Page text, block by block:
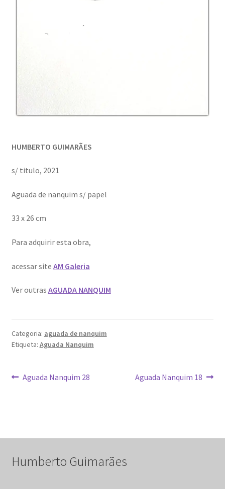
HUMBERTO GUIMARÃES
s/ titulo, 2021
Aguada de nanquim s/ papel
33 x 26 cm
Para adquirir esta obra,
acessar site AM Galeria
Ver outras AGUADA NANQUIM
Categoria: aguada de nanquim
Etiqueta: Aguada Nanquim
Navegação
Artigo
Aguada Nanquim 28
Artigo
Aguada Nanquim 18
Humberto Guimarães